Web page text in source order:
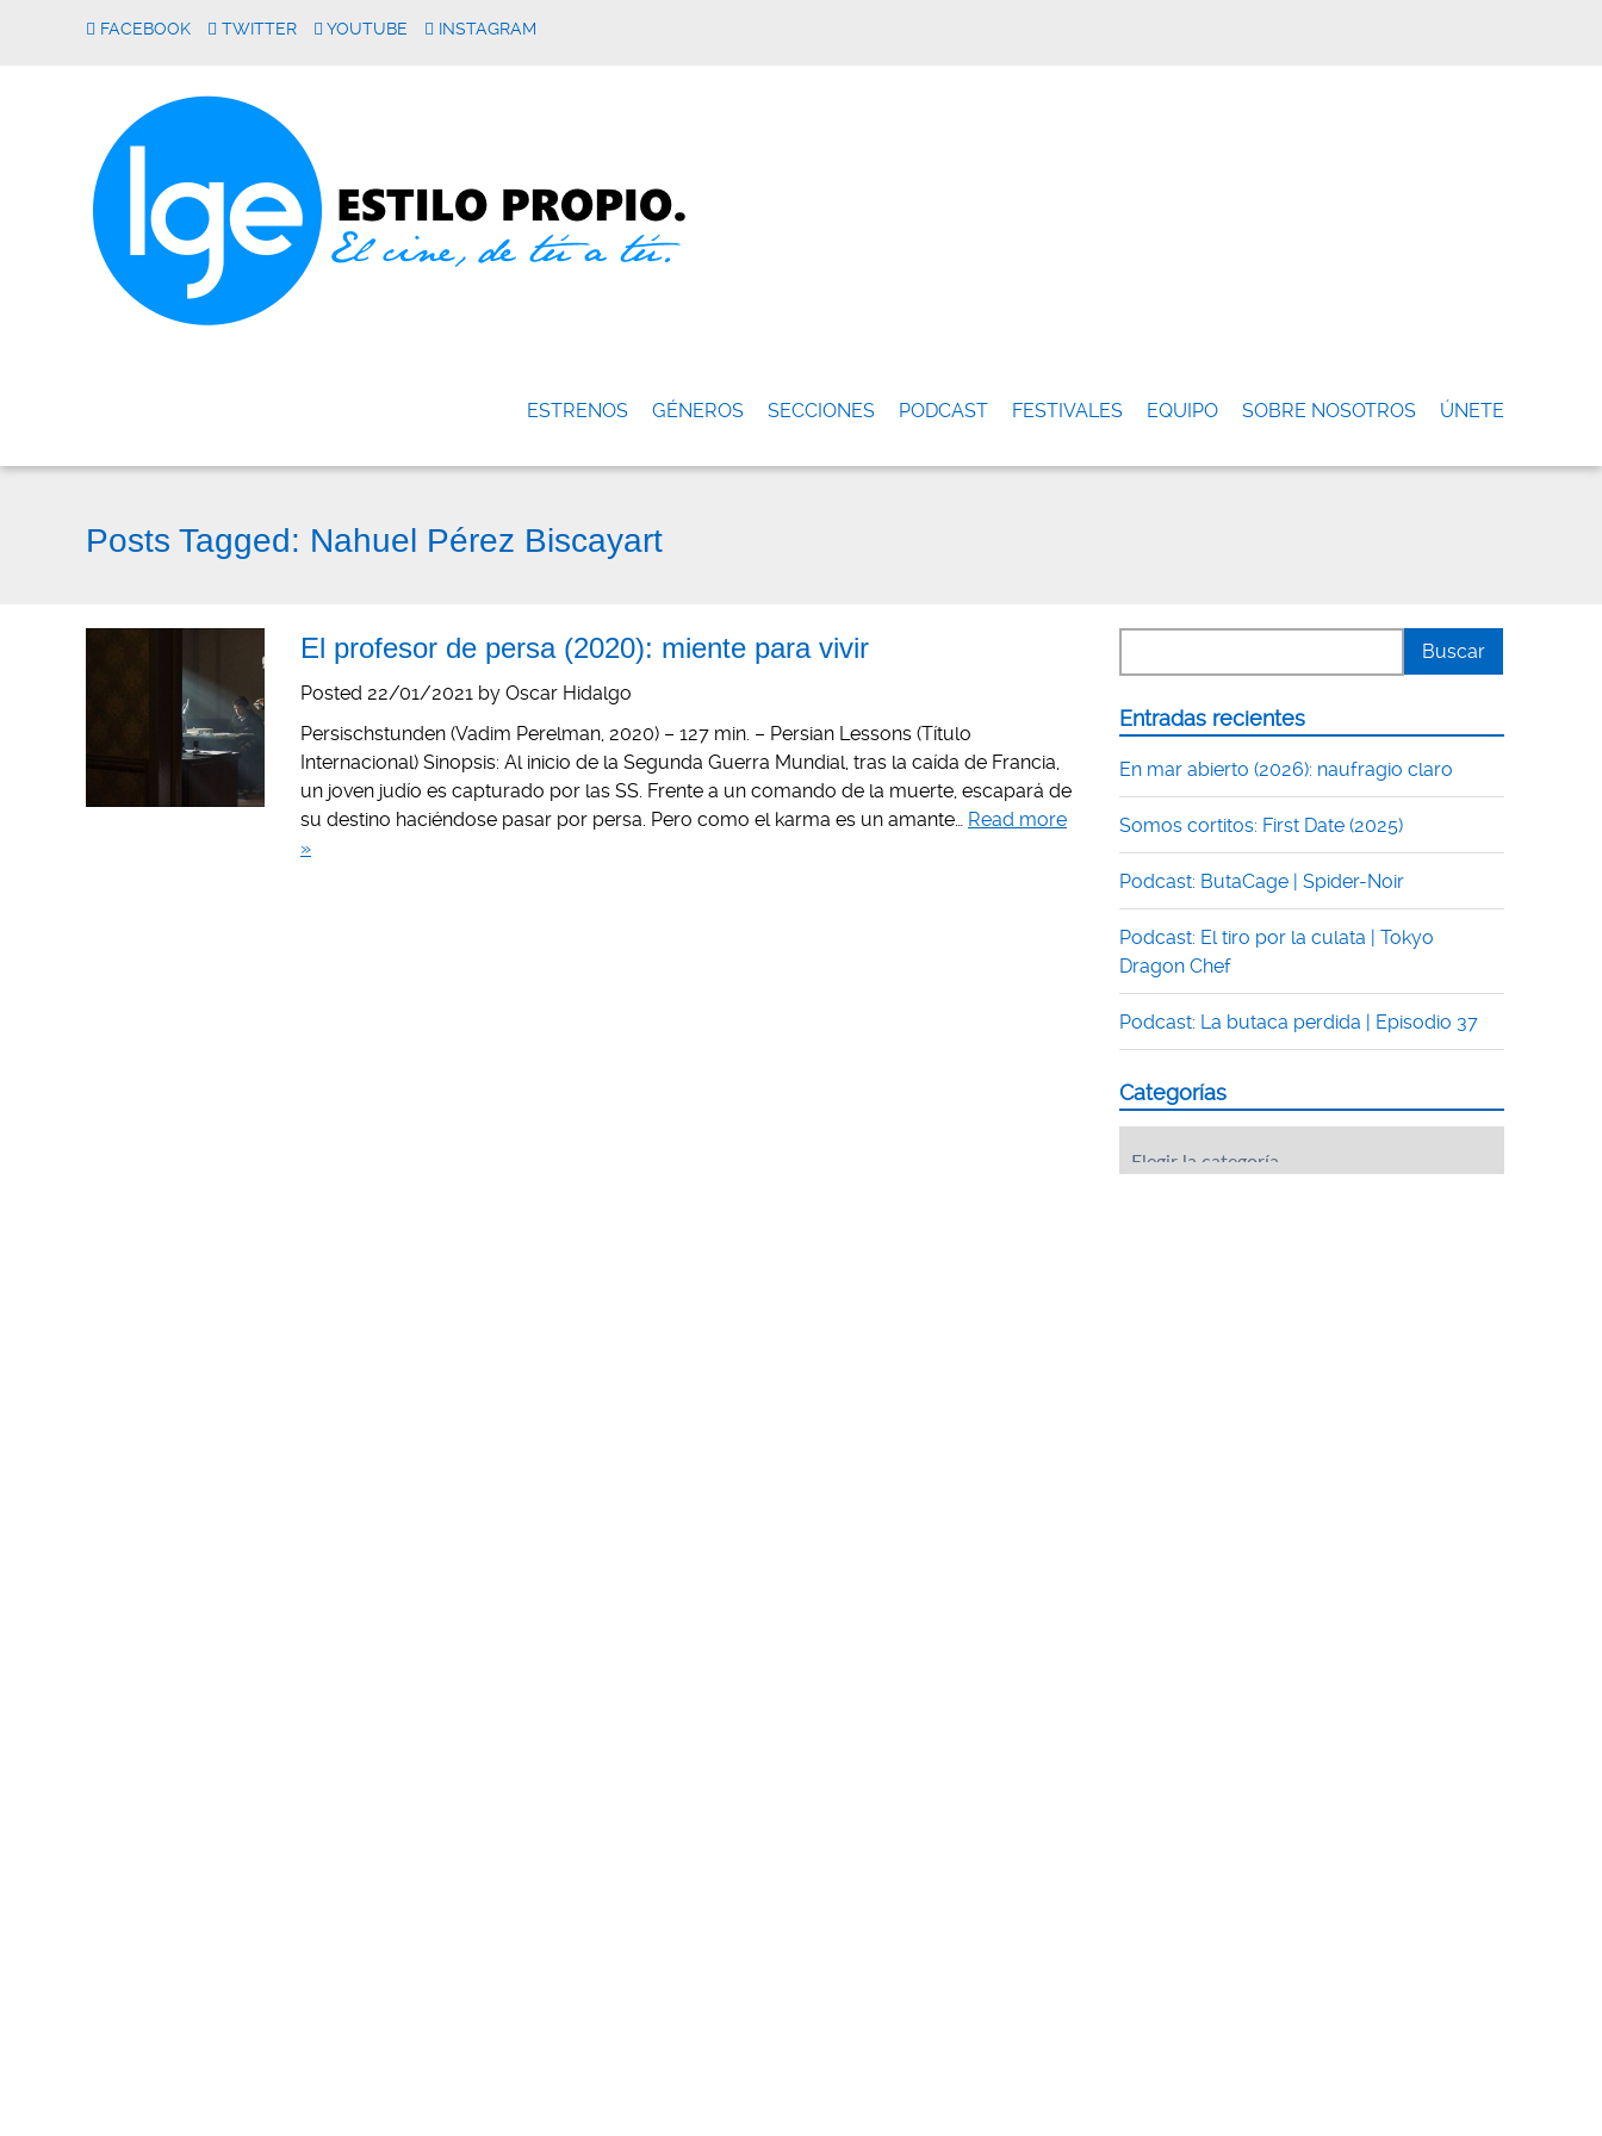
FACEBOOK TWITTER YOUTUBE INSTAGRAM
ESTRENOS GÉNEROS SECCIONES PODCAST FESTIVALES EQUIPO SOBRE NOSOTROS ÚNETE
Posts Tagged: Nahuel Pérez Biscayart
El profesor de persa (2020): miente para vivir
Posted 22/01/2021 by Oscar Hidalgo
Persischstunden (Vadim Perelman, 2020) – 127 min. – Persian Lessons (Título
Internacional) Sinopsis: Al inicio de la Segunda Guerra Mundial, tras la caída de Francia,
un joven judío es capturado por las SS. Frente a un comando de la muerte, escapará de
su destino haciéndose pasar por persa. Pero como el karma es un amante… Read more
»
Entradas recientes
En mar abierto (2026): naufragio claro
Somos cortitos: First Date (2025)
Podcast: ButaCage | Spider-Noir
Podcast: El tiro por la culata | Tokyo
Dragon Chef
Podcast: La butaca perdida | Episodio 37
Categorías